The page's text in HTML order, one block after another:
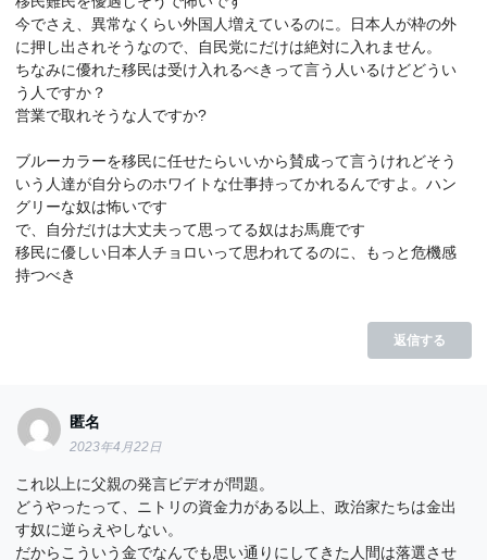
今でさえ、異常なくらい外国人増えているのに。日本人が枠の外
に押し出されそうなので、自民党にだけは絶対に入れません。
ちなみに優れた移民は受け入れるべきって言う人いるけどどうい
う人ですか？
営業で取れそうな人ですか?
ブルーカラーを移民に任せたらいいから賛成って言うけれどそう
いう人達が自分らのホワイトな仕事持ってかれるんですよ。ハン
グリーな奴は怖いです
で、自分だけは大丈夫って思ってる奴はお馬鹿です
移民に優しい日本人チョロいって思われてるのに、もっと危機感
持つべき
返信する
匿名
2023年4月22日
これ以上に父親の発言ビデオが問題。
どうやったって、ニトリの資金力がある以上、政治家たちは金出
す奴に逆らえやしない。
だからこういう金でなんでも思い通りにしてきた人間は落選させ